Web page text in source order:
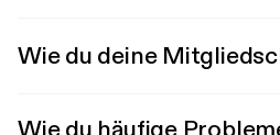
Wie du deine